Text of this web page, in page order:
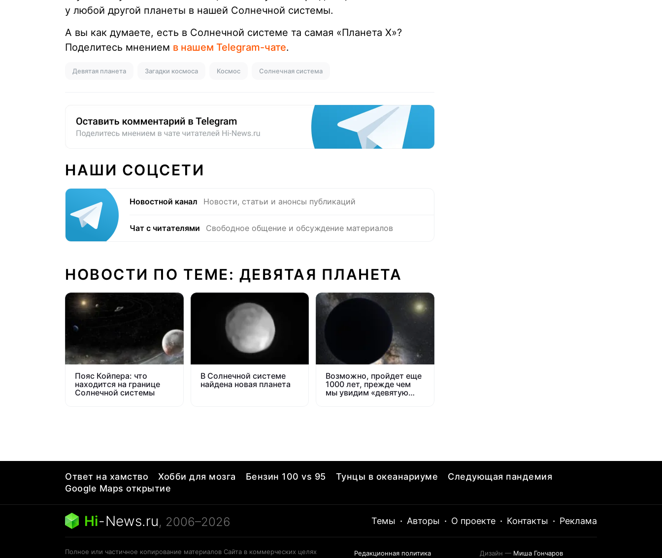
у любой другой планеты в нашей Солнечной системы.
А вы как думаете, есть в Солнечной системе та самая «Планета X»?
Поделитесь мнением в нашем Telegram-чате.
Девятая планета Загадки космоса Космос Солнечная система
НАШИ СОЦСЕТИ
Новостной канал Новости, статьи и анонсы публикаций
Чат с читателями Свободное общение и обсуждение материалов
НОВОСТИ ПО ТЕМЕ: ДЕВЯТАЯ ПЛАНЕТА
Пояс Койпера: что
находится на границе
Солнечной системы
В Солнечной системе
найдена новая планета
Возможно, пройдет еще
1000 лет, прежде чем
мы увидим «девятую
Ответ на хамство Хобби для мозга Бензин 100 vs 95 Тунцы в океанариуме
Следующая пандемия
Google Maps открытие
Hi-News.ru, 2006–2026 Темы · Авторы · О проекте · Контакты · Реклама
Полное или частичное копирование материалов Сайта в коммерческих целях
Редакционная политика Дизайн — Миша Гончаров